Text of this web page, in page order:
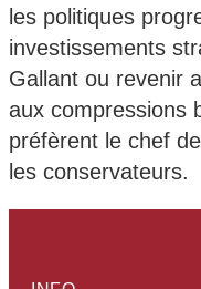
les politiques
investissements
Gallant ou revenir
aux compressions
préfèrent le chef
les conservateurs.